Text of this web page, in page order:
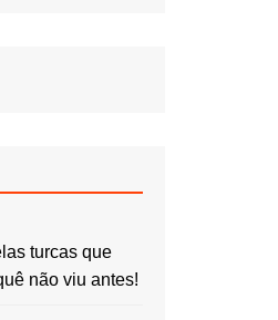
turcas que
não viu antes!